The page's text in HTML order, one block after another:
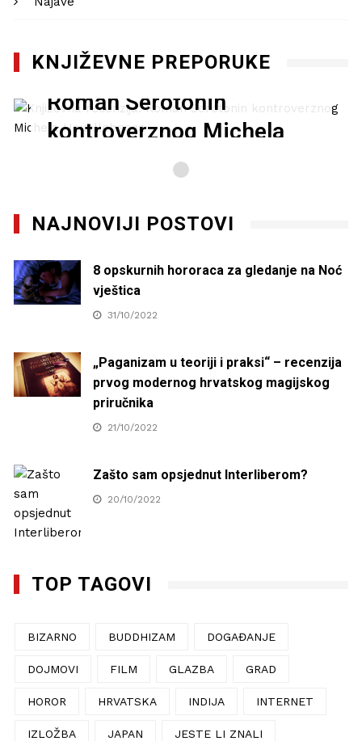
KNJIŽEVNE PREPORUKE
Književna recenzija:
Roman Serotonin
kontroverznog Michela
Houellebecqa
NAJNOVIJI POSTOVI
8 opskurnih hororaca za gledanje na Noć
vještica
31/10/2022
„Paganizam u teoriji i praksi“ – recenzija
prvog modernog hrvatskog magijskog
priručnika
21/10/2022
Zašto sam opsjednut Interliberom?
20/10/2022
TOP TAGOVI
BIZARNO BUDDHIZAM DOGAĐANJE
DOJMOVI FILM GLAZBA GRAD
HOROR HRVATSKA INDIJA INTERNET
IZLOŽBA JAPAN JESTE LI ZNALI